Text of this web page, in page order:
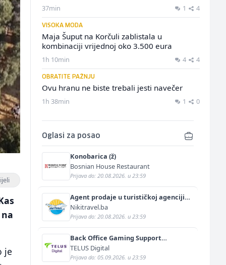
je
37min 1 4
VISOKA MODA
Maja Šuput na Korčuli zablistala u
kombinaciji vrijednoj oko 3.500 eura
1h 10min 4 4
OBRATITE PAŽNJU
Ovu hranu ne biste trebali jesti navečer
1h 38min 1 0
Oglasi za posao
Konobarica (ž)
Bosnian House Restaurant
Prijava do: 20.08.2026. u 23:59
Agent prodaje u turističkoj agenciji
(m/ž)
Nikitravel.ba
Prijava do: 20.08.2026. u 23:59
Back Office Gaming Support
Specialist with German and English
(m/f)
TELUS Digital
Prijava do: 05.09.2026. u 23:59